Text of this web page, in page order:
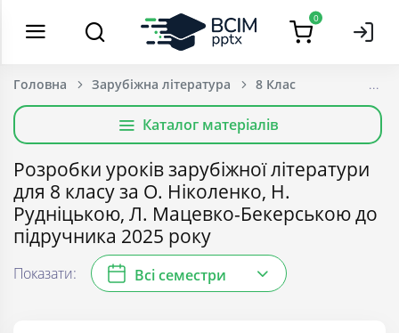
0
Головна Зарубіжна література 8 Клас
Каталог матеріалів
Розробки уроків зарубіжної літератури
для 8 класу за О. Ніколенко, Н.
Рудніцькою, Л. Мацевко-Бекерською до
підручника 2025 року
Показати: Всі семестри